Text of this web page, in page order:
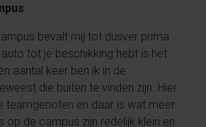
bevalt mij tot dusver prima.
tot je beschikking hebt is het
aantal keer ben ik in de
die buiten te vinden zijn. Hier
teamgenoten en daar is wat meer
op de campus zijn redelijk klein en